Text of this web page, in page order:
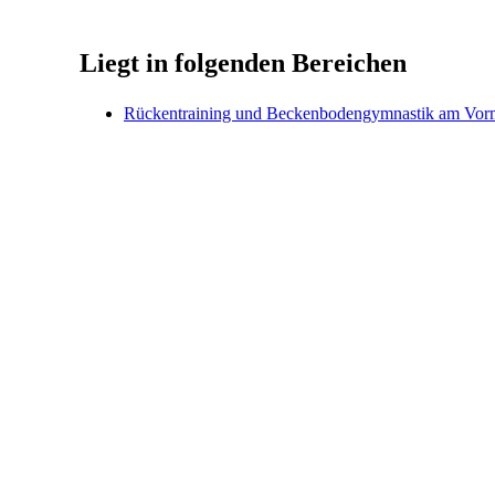
Liegt in folgenden Bereichen
Rückentraining und Beckenbodengymnastik am